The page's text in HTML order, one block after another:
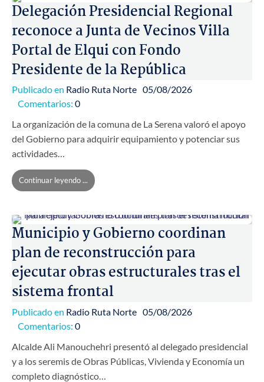
Delegación Presidencial Regional
reconoce a Junta de Vecinos Villa
Portal de Elqui con Fondo
Presidente de la República
Publicado en Radio Ruta Norte 05/08/2026
Comentarios: 0
La organización de la comuna de La Serena valoró el apoyo
del Gobierno para adquirir equipamiento y potenciar sus
actividades…
Continuar leyendo ...
Municipio y Gobierno coordinan
plan de reconstrucción para
ejecutar obras estructurales tras el
sistema frontal
Publicado en Radio Ruta Norte 05/08/2026
Comentarios: 0
Alcalde Ali Manouchehri presentó al delegado presidencial
y a los seremis de Obras Públicas, Vivienda y Economía un
completo diagnóstico…